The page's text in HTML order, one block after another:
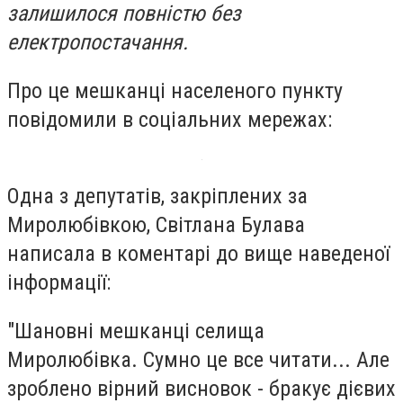
залишилося повністю без
електропостачання.
Про це мешканці населеного пункту
повідомили в соціальних мережах:
Одна з депутатів, закріплених за
Миролюбівкою, Світлана Булава
написала в коментарі до вище наведеної
інформації:
"Шановні мешканці селища
Миролюбівка. Сумно це все читати... Але
зроблено вірний висновок - бракує дієвих